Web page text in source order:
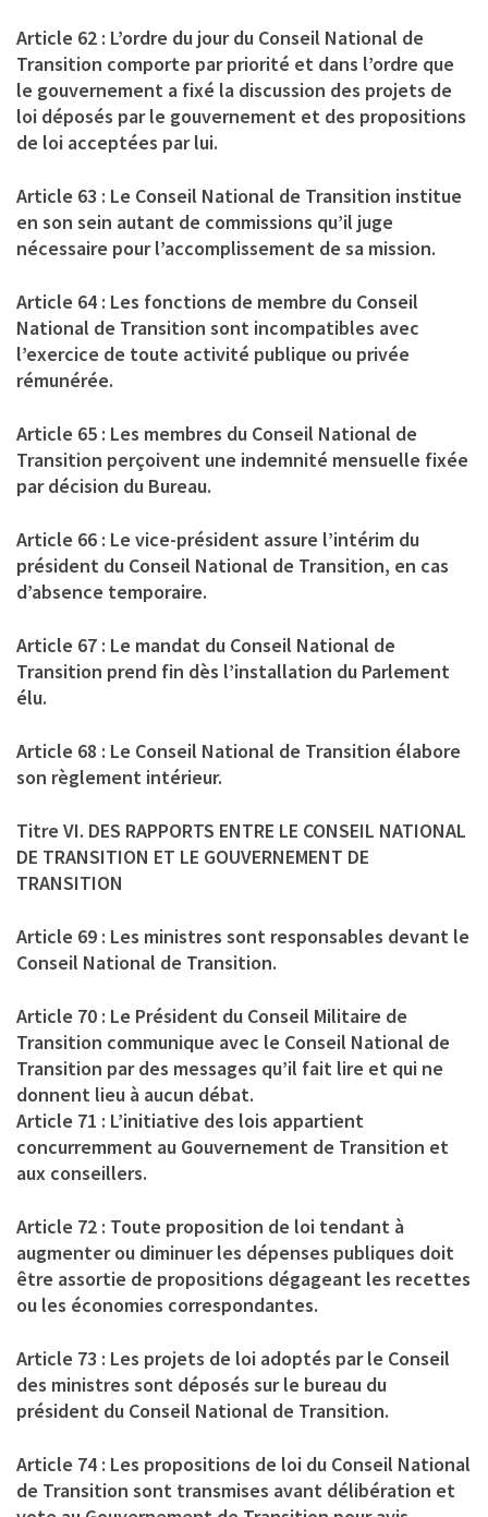
Article 62 : L’ordre du jour du Conseil National de
Transition comporte par priorité et dans l’ordre que
le gouvernement a fixé la discussion des projets de
loi déposés par le gouvernement et des propositions
de loi acceptées par lui.
Article 63 : Le Conseil National de Transition institue
en son sein autant de commissions qu’il juge
nécessaire pour l’accomplissement de sa mission.
Article 64 : Les fonctions de membre du Conseil
National de Transition sont incompatibles avec
l’exercice de toute activité publique ou privée
rémunérée.
Article 65 : Les membres du Conseil National de
Transition perçoivent une indemnité mensuelle fixée
par décision du Bureau.
Article 66 : Le vice-président assure l’intérim du
président du Conseil National de Transition, en cas
d’absence temporaire.
Article 67 : Le mandat du Conseil National de
Transition prend fin dès l’installation du Parlement
élu.
Article 68 : Le Conseil National de Transition élabore
son règlement intérieur.
Titre VI. DES RAPPORTS ENTRE LE CONSEIL NATIONAL
DE TRANSITION ET LE GOUVERNEMENT DE
TRANSITION
Article 69 : Les ministres sont responsables devant le
Conseil National de Transition.
Article 70 : Le Président du Conseil Militaire de
Transition communique avec le Conseil National de
Transition par des messages qu’il fait lire et qui ne
donnent lieu à aucun débat.
Article 71 : L’initiative des lois appartient
concurremment au Gouvernement de Transition et
aux conseillers.
Article 72 : Toute proposition de loi tendant à
augmenter ou diminuer les dépenses publiques doit
être assortie de propositions dégageant les recettes
ou les économies correspondantes.
Article 73 : Les projets de loi adoptés par le Conseil
des ministres sont déposés sur le bureau du
président du Conseil National de Transition.
Article 74 : Les propositions de loi du Conseil National
de Transition sont transmises avant délibération et